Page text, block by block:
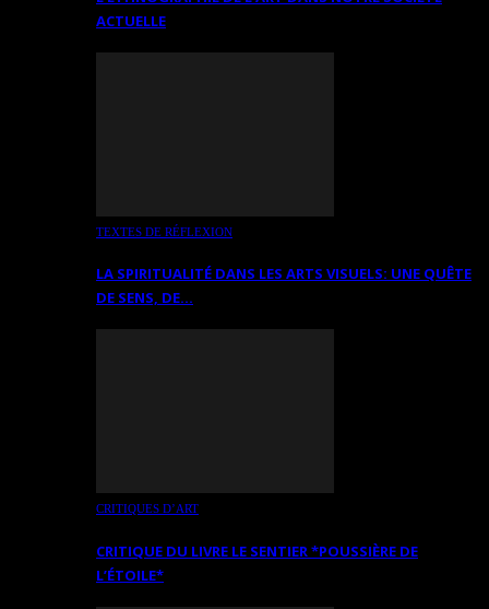
ACTUELLE
TEXTES DE RÉFLEXION
LA SPIRITUALITÉ DANS LES ARTS VISUELS: UNE QUÊTE
DE SENS, DE…
CRITIQUES D’ART
CRITIQUE DU LIVRE LE SENTIER *POUSSIÈRE DE
L’ÉTOILE*